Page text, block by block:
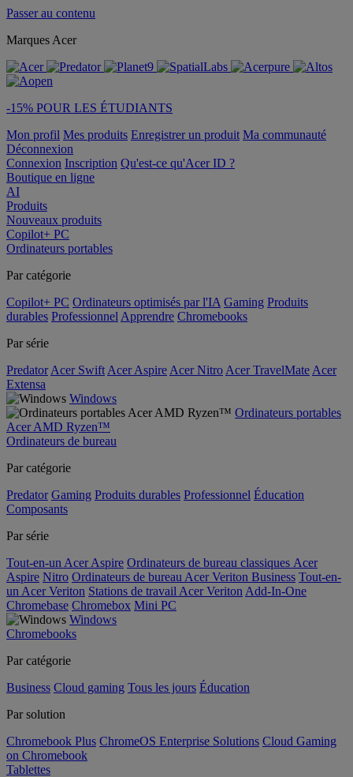
Passer au contenu
Marques Acer
-15% POUR LES ÉTUDIANTS
Mon profil Mes produits Enregistrer un produit Ma communauté
Déconnexion
Connexion Inscription Qu'est-ce qu'Acer ID ?
Boutique en ligne
AI
Produits
Nouveaux produits
Copilot+ PC
Ordinateurs portables
Par catégorie
Copilot+ PC Ordinateurs optimisés par l'IA Gaming Produits
durables Professionnel Apprendre Chromebooks
Par série
Predator Acer Swift Acer Aspire Acer Nitro Acer TravelMate Acer
Extensa
Windows
Ordinateurs portables
Acer AMD Ryzen™
Ordinateurs de bureau
Par catégorie
Predator Gaming Produits durables Professionnel Éducation
Composants
Par série
Tout-en-un Acer Aspire Ordinateurs de bureau classiques Acer
Aspire Nitro Ordinateurs de bureau Acer Veriton Business Tout-en-
un Acer Veriton Stations de travail Acer Veriton Add-In-One
Chromebase Chromebox Mini PC
Windows
Chromebooks
Par catégorie
Business Cloud gaming Tous les jours Éducation
Par solution
Chromebook Plus ChromeOS Enterprise Solutions Cloud Gaming
on Chromebook
Tablettes